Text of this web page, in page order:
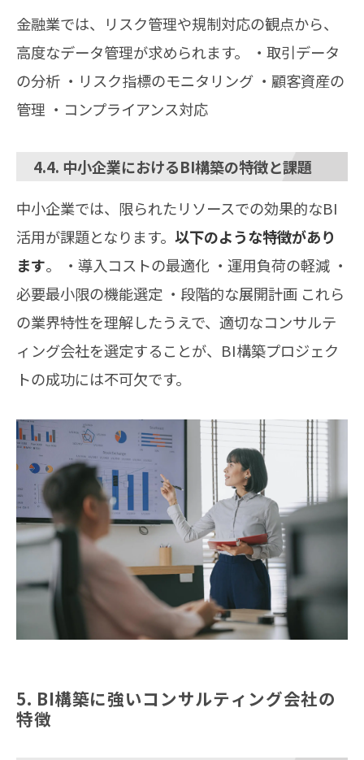
金融業では、リスク管理や規制対応の観点から、
高度なデータ管理が求められます。 ・取引データ
の分析 ・リスク指標のモニタリング ・顧客資産の
管理 ・コンプライアンス対応
4.4. 中小企業におけるBI構築の特徴と課題
中小企業では、限られたリソースでの効果的なBI
活用が課題となります。 以下のような特徴があり
ます。 ・導入コストの最適化 ・運用負荷の軽減 ・
必要最小限の機能選定 ・段階的な展開計画 これら
の業界特性を理解したうえで、適切なコンサルテ
ィング会社を選定することが、BI構築プロジェク
トの成功には不可欠です。
5. BI構築に強いコンサルティング会社の
特徴